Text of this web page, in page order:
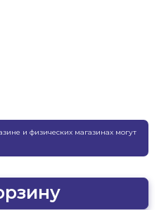
и физических магазинах могут